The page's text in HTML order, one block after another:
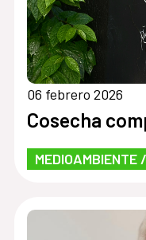
06 febrero 2026
Cosecha
MEDIOAMBIENTE